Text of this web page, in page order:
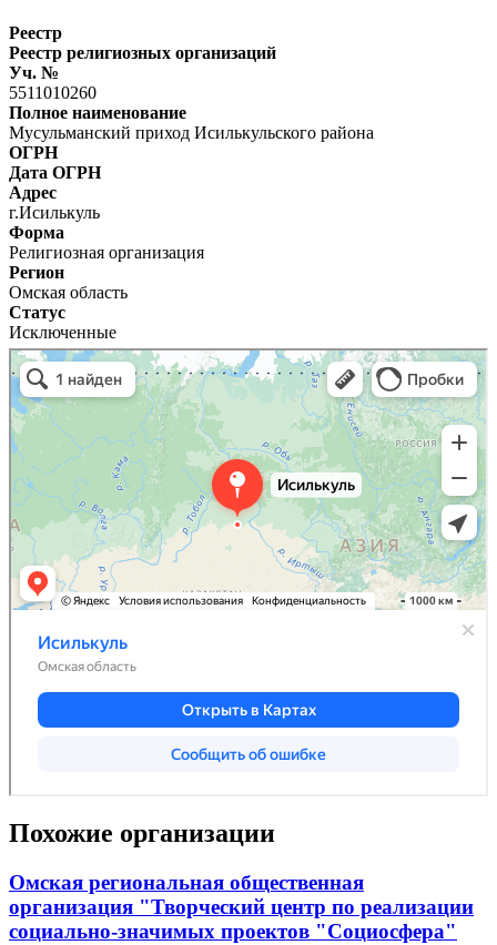
Реестр
Реестр религиозных организаций
Уч. №
5511010260
Полное наименование
Мусульманский приход Исилькульского района
ОГРН
Дата ОГРН
Адрес
г.Исилькуль
Форма
Религиозная организация
Регион
Омская область
Статус
Исключенные
Похожие организации
Омская региональная общественная
организация "Творческий центр по реализации
социально-значимых проектов "Социосфера"